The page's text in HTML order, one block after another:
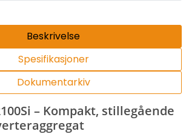
Beskrivelse
Spesifikasjoner
Dokumentarkiv
– Kompakt, stillegående